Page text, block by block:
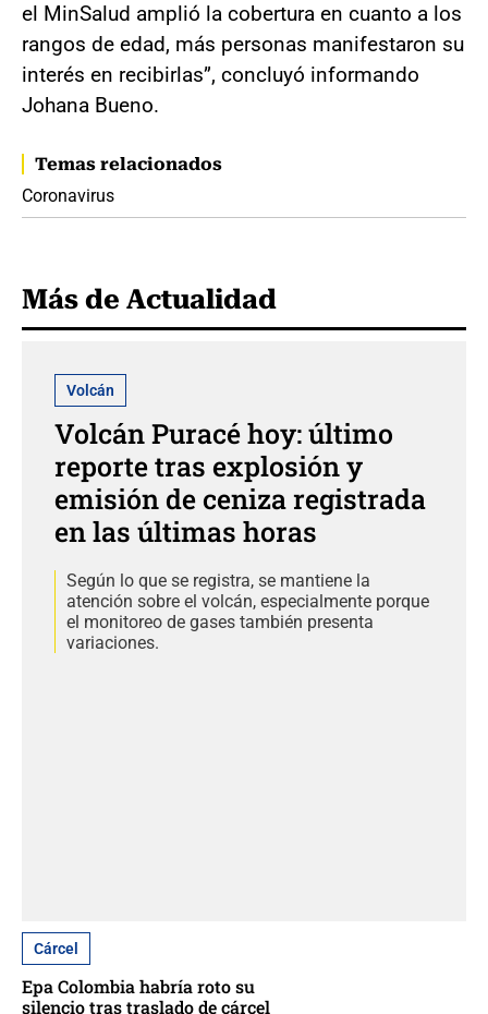
el MinSalud amplió la cobertura en cuanto a los
rangos de edad, más personas manifestaron su
interés en recibirlas”, concluyó informando
Johana Bueno.
Temas relacionados
Coronavirus
Más de Actualidad
Volcán
Volcán Puracé hoy: último
reporte tras explosión y
emisión de ceniza registrada
en las últimas horas
Según lo que se registra, se mantiene la
atención sobre el volcán, especialmente porque
el monitoreo de gases también presenta
variaciones.
Cárcel
Epa Colombia habría roto su
silencio tras traslado de cárcel